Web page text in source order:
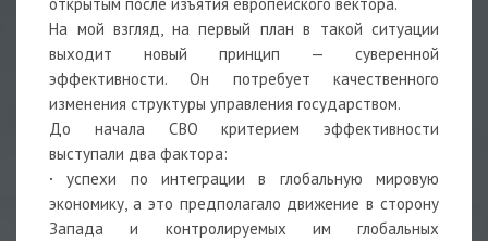
На мой взгляд, на первый план в такой ситуации
выходит новый принцип — суверенной
эффективности. Он потребует качественного
изменения структуры управления государством.
До начала СВО критерием эффективности
выступали два фактора:
·
успехи по интеграции в глобальную мировую
экономику, а это предполагало движение в сторону
Запада и контролируемых им глобальных